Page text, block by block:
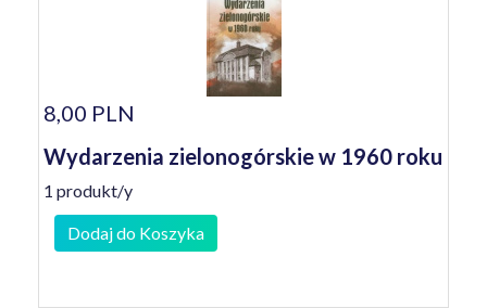
8,00 PLN
Wydarzenia zielonogórskie w 1960 roku
1 produkt/y
Dodaj do Koszyka